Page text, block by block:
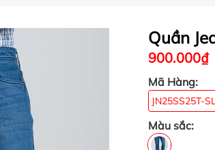
Quần
900.000₫
Mã Hàng:
JN25SS25T-SL
Màu sắc: